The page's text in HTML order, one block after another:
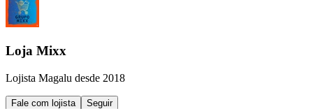
Loja Mixx
Lojista Magalu desde 2018
Fale com lojista Seguir